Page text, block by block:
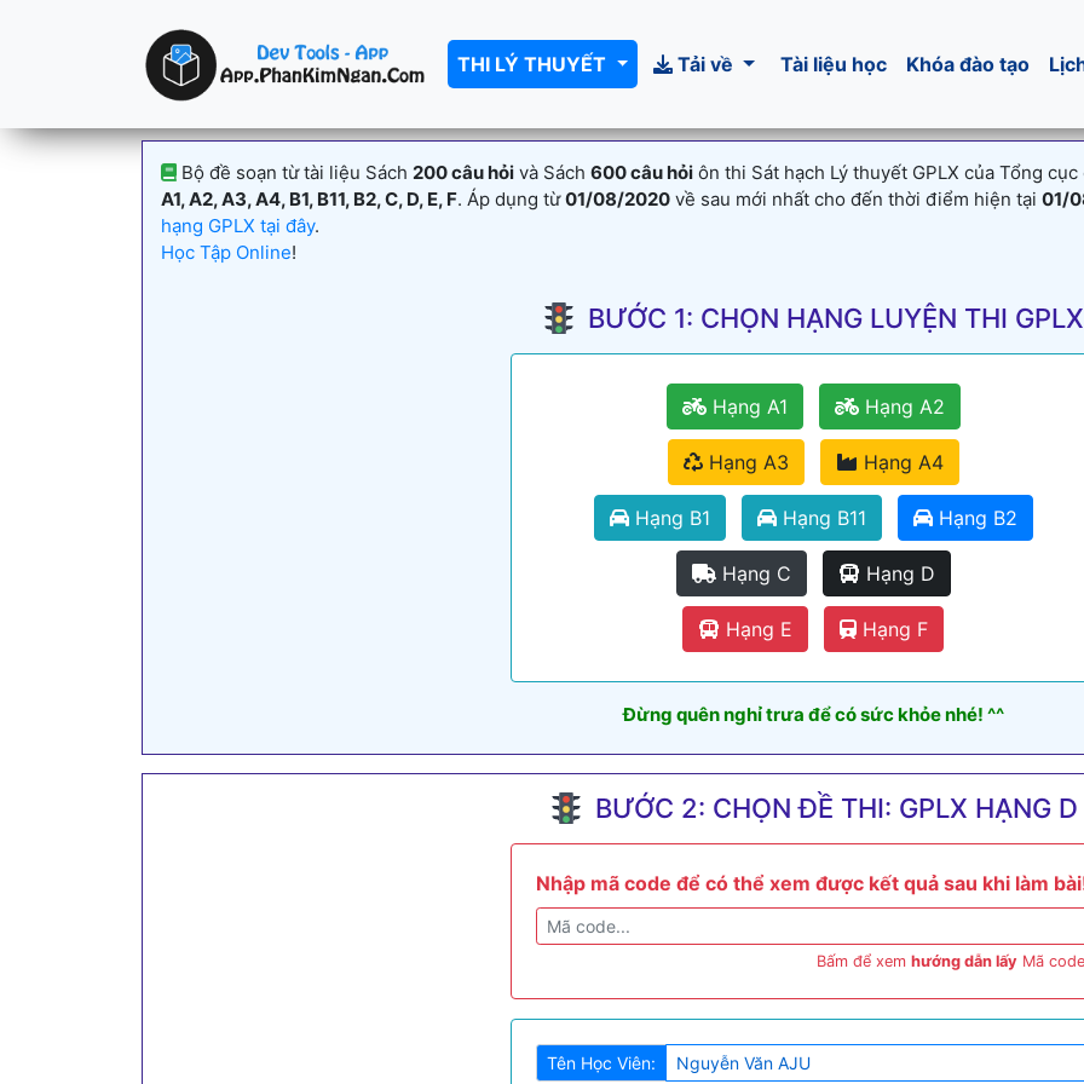
THI LÝ THUYẾT Tải về Tài liệu học Khóa đào tạo
Bộ đề soạn từ tài liệu Sách 200 câu hỏi và Sách 600 câu hỏi ôn thi Sát hạch Lý thuyết GPLX của Tổng
A1, A2, A3, A4, B1, B11, B2, C, D, E, F. Áp dụng từ01/08/2020 về sau mới nhất cho đến thời điểm hiện tại 01/
hạng GPLX tại đây.
Học Tập Online!
BƯỚC 1: CHỌN HẠNG LUYỆN THI GPLX
Hạng A1 Hạng A2
Hạng A3 Hạng A4
Hạng B1 Hạng B11 Hạng B2
Hạng C Hạng D
Hạng E Hạng F
Đừng quên nghỉ trưa để có sức khỏe nhé! ^^
BƯỚC 2: CHỌN ĐỀ THI: GPLX HẠNG D
Nhập mã code để có thể xem được kết quả sau khi làm
Bấm để xem hướng dẫn lấy Mã
Tên Học Viên: